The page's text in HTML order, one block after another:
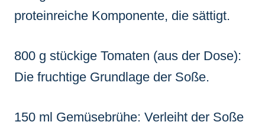
proteinreiche Komponente, die sättigt.
800 g stückige Tomaten (aus der Dose):
Die fruchtige Grundlage der Soße.
150 ml Gemüsebrühe: Verleiht der Soße